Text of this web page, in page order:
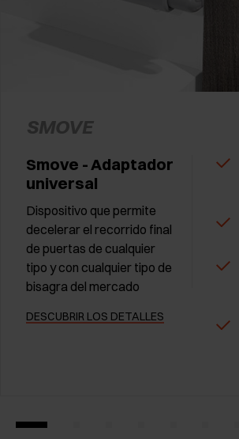
SMOVE
Smove - Adaptador
universal
Dispositivo que permite
decelerar el recorrido final
de puertas de cualquier
tipo y con cualquier tipo de
bisagra del mercado
DESCUBRIR LOS DETALLES